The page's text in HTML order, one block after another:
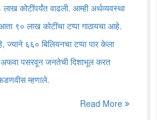
लाख कोटींपर्यंत वाढली. आम्ही अर्थव्यवस्था
९० लाख कोटींचा टप्पा गाठायचा आहे.
ज्याने ६६० बिलियनचा टप्पा पार केला
अफवा पसरवून जनतेची दिशाभूल करत
म्हणाले.
Read More